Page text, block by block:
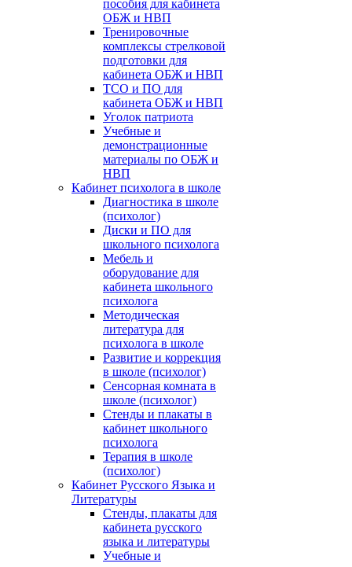
пособия для кабинета
ОБЖ и НВП
Тренировочные
комплексы стрелковой
подготовки для
кабинета ОБЖ и НВП
ТСО и ПО для
кабинета ОБЖ и НВП
Уголок патриота
Учебные и
демонстрационные
материалы по ОБЖ и
НВП
Кабинет психолога в школе
Диагностика в школе
(психолог)
Диски и ПО для
школьного психолога
Мебель и
оборудование для
кабинета школьного
психолога
Методическая
литература для
психолога в школе
Развитие и коррекция
в школе (психолог)
Сенсорная комната в
школе (психолог)
Стенды и плакаты в
кабинет школьного
психолога
Терапия в школе
(психолог)
Кабинет Русского Языка и
Литературы
Стенды, плакаты для
кабинета русского
языка и литературы
Учебные и